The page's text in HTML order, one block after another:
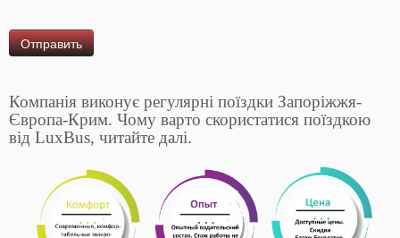
Компанія виконує регулярні поїздки Запоріжжя-
Європа-Крим. Чому варто скористатися поїздкою
від LuxBus, читайте далі.